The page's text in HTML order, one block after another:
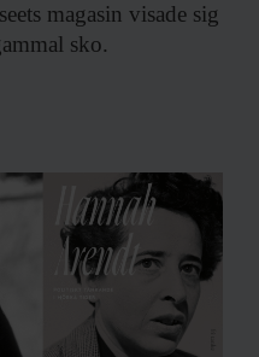
magasin visade sig
sko.